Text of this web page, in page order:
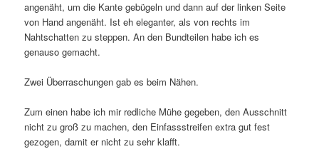
angenäht, um die Kante gebügeln und dann auf der linken Seite
von Hand angenäht. Ist eh eleganter, als von rechts im
Nahtschatten zu steppen. An den Bundteilen habe ich es
genauso gemacht.
Zwei Überraschungen gab es beim Nähen.
Zum einen habe ich mir redliche Mühe gegeben, den Ausschnitt
nicht zu groß zu machen, den Einfassstreifen extra gut fest
gezogen, damit er nicht zu sehr klafft.